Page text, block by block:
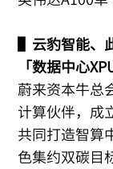
▌云豹智能、
「数据中心
蔚来资本牛总
计算伙伴，成
共同打造智算
色集约双碳目